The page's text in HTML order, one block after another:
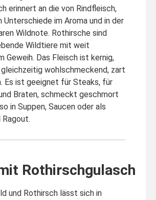
erinnert an die von Rindfleisch,
Unterschiede im Aroma und in der
Wildnote. Rothirsche sind
Wildtiere mit weit
Geweih. Das Fleisch ist kernig,
wohlschmeckend, zart
Es ist geeignet für Steaks, für
Braten, schmeckt geschmort
in Suppen, Saucen oder als
Ragout.
Rothirschgulasch
und Rothirsch lässt sich in